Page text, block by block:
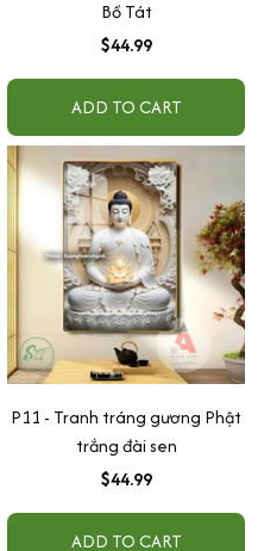
Bồ Tát
$44.99
ADD TO CART
P11 - Tranh tráng gương Phật
trắng đài sen
$44.99
ADD TO CART